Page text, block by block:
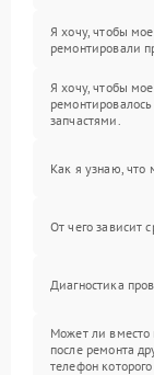
Я хочу, чтобы
ремонтировали
Я хочу, чтобы
запчастями.
Как я узнаю, что
От чего зависит
Диагностика
Может ли вместо
после ремонта
телефон